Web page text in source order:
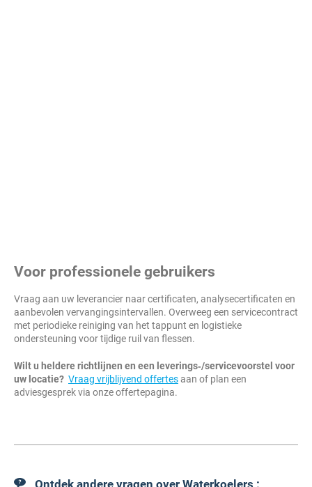
Voor professionele gebruikers
Vraag aan uw leverancier naar certificaten, analysecertificaten en
aanbevolen vervangingsintervallen. Overweeg een servicecontract
met periodieke reiniging van het tappunt en logistieke
ondersteuning voor tijdige ruil van flessen.
Wilt u heldere richtlijnen en een leverings‑/servicevoorstel voor
uw locatie? Vraag vrijblijvend offertesaan of plan een
adviesgesprek via onze offertepagina.
Ontdek andere vragen over Waterkoelers :